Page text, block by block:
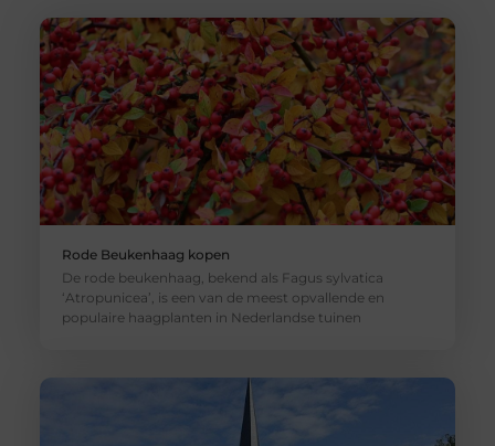
Rode Beukenhaag kopen
De rode beukenhaag, bekend als Fagus sylvatica
‘Atropunicea’, is een van de meest opvallende en
populaire haagplanten in Nederlandse tuinen